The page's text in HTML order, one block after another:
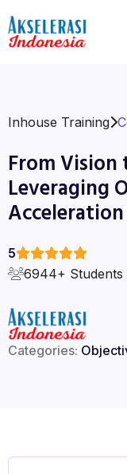
Inhouse Training
From
Leveraging
Acceleration
5
6944+ Students
Categories: